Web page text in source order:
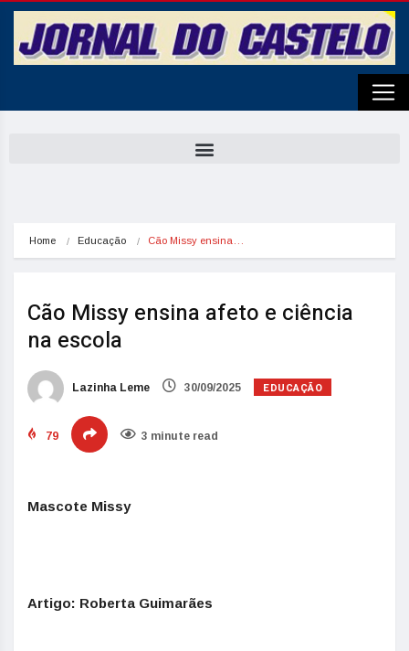
Home Educação Cão Missy ensina…
Cão Missy ensina afeto e ciência
na escola
Lazinha Leme 30/09/2025 EDUCAÇÃO
79 3 minute read
Mascote Missy
Artigo: Roberta Guimarães